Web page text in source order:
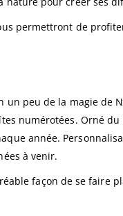
permettront de
peu de la magie de
numérotées. Orné du
année.
à venir.
façon de se faire